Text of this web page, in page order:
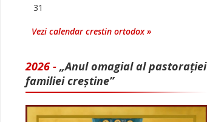
31
Vezi calendar crestin ortodox »
2026 - „Anul omagial al pastorației
familiei creștine”